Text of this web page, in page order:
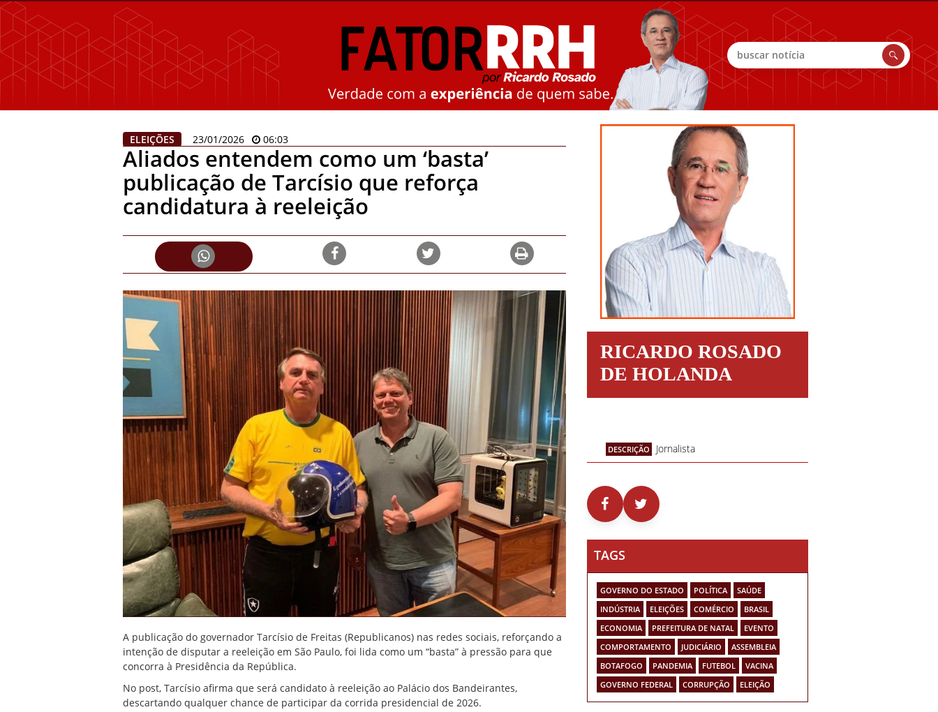
Buscar
ELEIÇÕES 23/01/2026 06:03
Aliados entendem como um ‘basta’
publicação de Tarcísio que reforça
candidatura à reeleição
A publicação do governador Tarcísio de Freitas (Republicanos) nas redes sociais, reforçando a
intenção de disputar a reeleição em São Paulo, foi lida como um “basta” à pressão para que
concorra à Presidência da República.
No post, Tarcísio afirma que será candidato à reeleição ao Palácio dos Bandeirantes,
descartando qualquer chance de participar da corrida presidencial de 2026.
RICARDO ROSADO
DE HOLANDA
DESCRIÇÃO Jornalista
TAGS
GOVERNO DO ESTADO POLÍTICA
SAÚDE
INDÚSTRIA
ELEIÇÕES COMÉRCIO
BRASIL
ECONOMIA
PREFEITURA DE NATAL
EVENTO
COMPORTAMENTO
JUDICIÁRIO
ASSEMBLEIA
BOTAFOGO
PANDEMIA FUTEBOL
VACINA
GOVERNO FEDERAL
CORRUPÇÃO ELEIÇÃO